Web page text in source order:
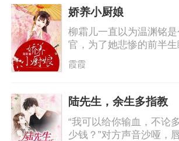
仅要打破前世桎梏、破劫
前尘不负卿。
娇养小厨娘
柳霜儿一直以为温渊铭
官，为了她悲惨的前半
西顾，直到某日被哄骗
原来这厮在玩夫人养成
霞霞
陆先生，余生多指教
“我可以给你输血，不论
少钱？”对方声音沙哑，